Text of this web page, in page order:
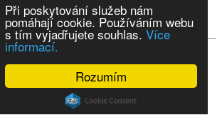
Rozumím
Při poskytování služeb nám
pomáhají cookie. Používáním webu
s tím vyjadřujete souhlas. Více
informací.